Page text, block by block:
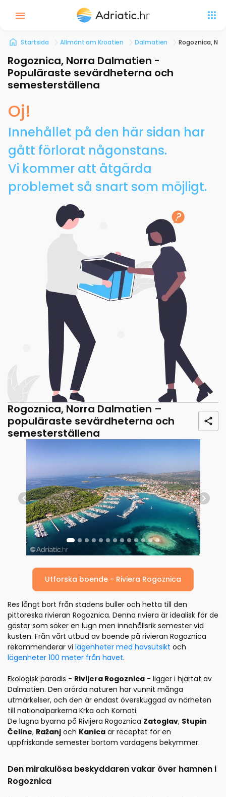
Startsida Allmänt om Kroatien Dalmatien Rogoznica,
Rogoznica, Norra Dalmatien -
Populäraste sevärdheterna och
semesterställena
Oj!
Innehållet på den här sidan har
gått förlorat någonstans.
Vi kommer att åtgärda
problemet så snart som möjligt.
Rogoznica, Norra Dalmatien –
populäraste sevärdheterna och
semesterställena
Previous Next
Utforska boende - Riviera Rogoznica
Res långt bort från stadens buller och hetta till den
pittoreska rivieran Rogoznica. Denna riviera är idealisk för de
gäster som söker en lugn men innehållsrik semester vid
kusten. Från vårt utbud av boende på rivieran Rogoznica
rekommenderar vi lägenheter med havsutsikt och
lägenheter 100 meter från havet.
Ekologisk paradis - Rivijera Rogoznica - ligger i hjärtat av
Dalmatien. Den orörda naturen har vunnit många
utmärkelser, och den är endast överskuggad av närheten
till nationalparkerna Krka och Kornati.
De lugna byarna på Rivijera Rogoznica Zatoglav, Stupin
Čeline, Ražanj och Kanica är receptet för en
uppfriskande semester bortom vardagens bekymmer.
Den mirakulösa beskyddaren vakar över hamnen i
Rogoznica